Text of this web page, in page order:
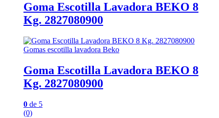
Goma Escotilla Lavadora BEKO 8
Kg. 2827080900
Gomas escotilla lavadora Beko
Goma Escotilla Lavadora BEKO 8
Kg. 2827080900
0 de 5
(0)